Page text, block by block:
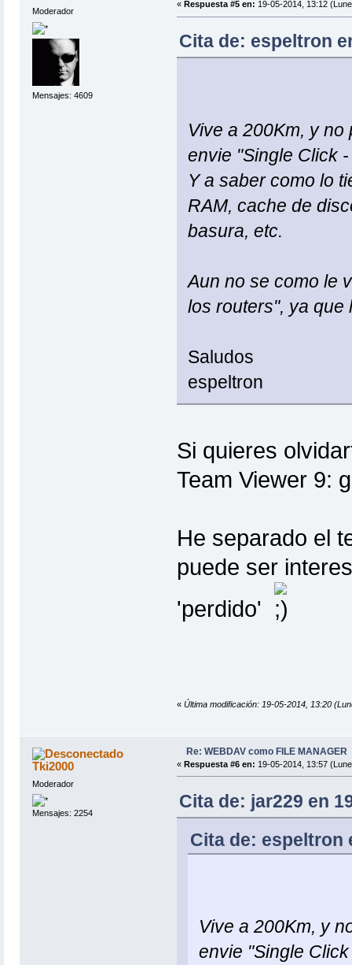
Moderador
Mensajes: 4609
« Respuesta #5 en: 19-05-2014, 13:12
Cita de: espeltron
Vive a 200Km, y
envie "Single Click
Y a saber como lo
RAM, cache de
basura, etc.
Aun no se como le
los routers", ya que
Saludos
espeltron
Si quieres
Team Viewer 9:
He separado el
puede ser
'perdido'
« Última modificación: 19-05-2014, 13:20
Tki2000
Moderador
Mensajes: 2254
Re: WEBDAV como FILE MANAGER
« Respuesta #6 en: 19-05-2014, 13:57
Cita de: jar229 en
Cita de: espeltron
Vive a 200Km, y
envie "Single